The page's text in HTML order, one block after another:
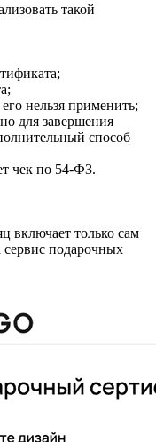
такой
нельзя применить;
для завершения
способ
чек по 54-ФЗ.
включает только сам
подарочных